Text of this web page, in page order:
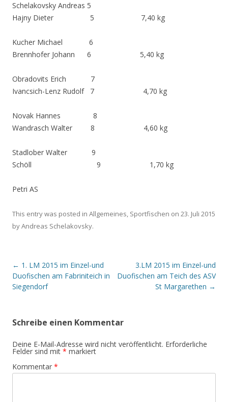
Schelakovsky Andreas 5
Hajny Dieter 5 7,40 kg
Kucher Michael 6
Brennhofer Johann 6 5,40 kg
Obradovits Erich 7
Ivancsich-Lenz Rudolf 7 4,70 kg
Novak Hannes 8
Wandrasch Walter 8 4,60 kg
Stadlober Walter 9
Schöll 9 1,70 kg
Petri AS
This entry was posted in Allgemeines, Sportfischen on 23. Juli 2015
byAndreas Schelakovsky.
Post navigation
← 1. LM 2015 im Einzel-und
Duofischen am Fabriniteich in
Siegendorf
3.LM 2015 im Einzel-und
Duofischen am Teich des ASV
St Margarethen →
Schreibe einen Kommentar
Deine E-Mail-Adresse wird nicht veröffentlicht. Erforderliche
Felder sind mit * markiert
Kommentar *